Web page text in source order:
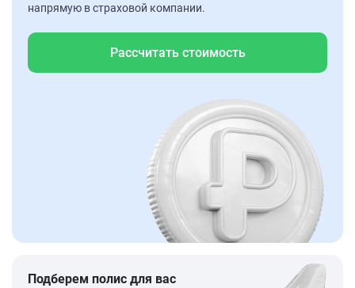
напрямую в страховой компании.
Рассчитать стоимость
Подберем полис для вас